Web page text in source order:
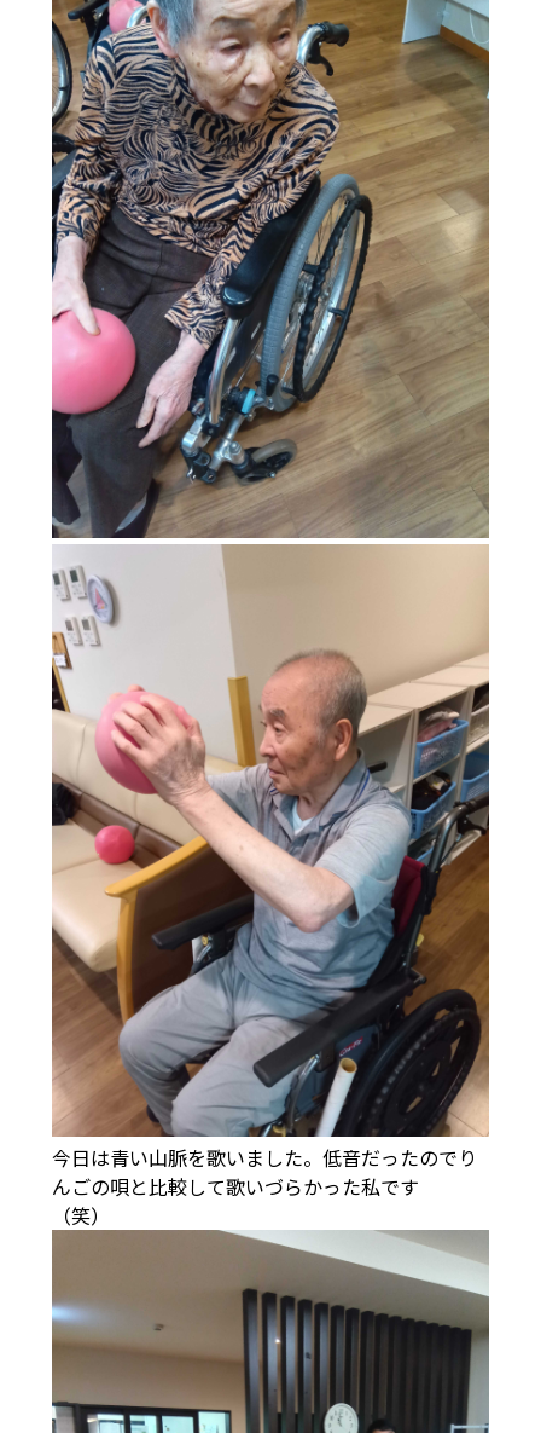
今日は青い山脈を歌いました。低音だったのでり
んごの唄と比較して歌いづらかった私です
（笑）